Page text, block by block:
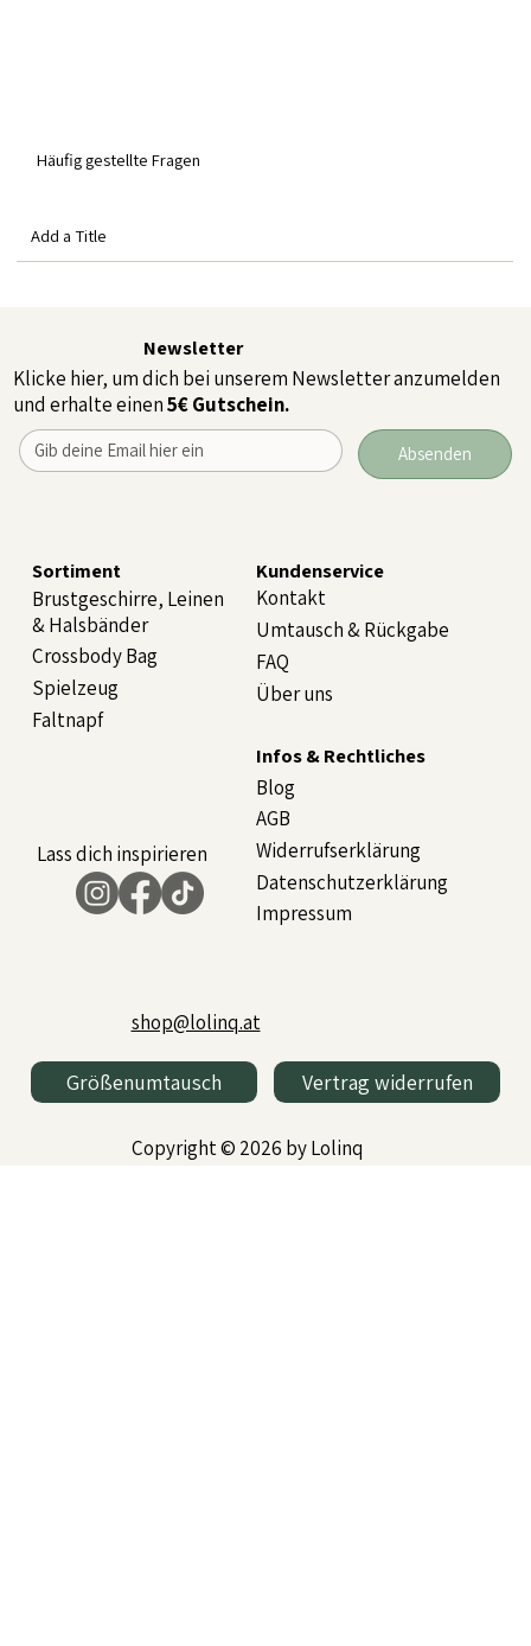
Häufig gestellte Fragen
Add a Title
Sortiment
Brustgeschirre, Leinen
& Halsbänder
Crossbody Bag
Spielzeug
Faltnapf
Kundenservice
Kontakt
Über uns
Umtausch & Rückgabe
FAQ
Newsletter
Klicke hier, um dich bei unserem Newsletter anzumelden
und erhalte einen5€ Gutschein.
Absenden
shop@lolinq.at
Größenumtausch Vertrag widerrufen
Copyright © 2026 by Lolinq
Infos & Rechtliches
Blog
AGB
Widerrufserklärung
Datenschutzerklärung
Impressum
Lass dich inspirieren